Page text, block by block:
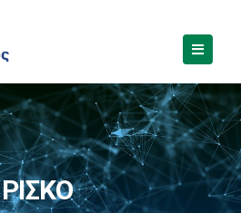
ΡΙΣΚΟ